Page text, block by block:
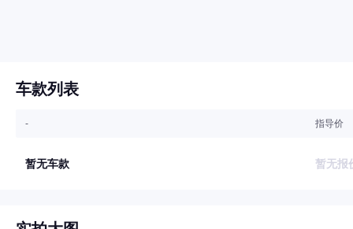
车款列表
- 指导价
暂无车款 暂无报